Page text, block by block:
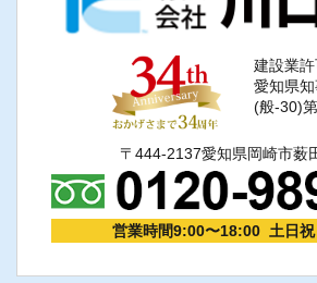
建設業
愛知県
(般-30)
〒444-2137愛知県岡崎市薮
営業時間9:00〜18:00 土日祝